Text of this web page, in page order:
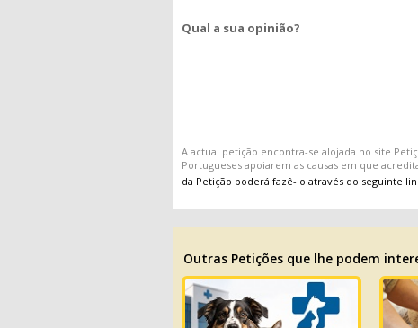
Qual a sua opinião?
A actual petição encontra-se alojada no site
Portugueses apoiarem as causas em que
da Petição poderá fazê-lo através do seguinte
Outras Petições que lhe podem